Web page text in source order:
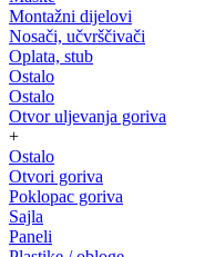
Montažni dijelovi
Nosači, učvrščivači
Oplata, stub
Ostalo
Ostalo
Otvor uljevanja goriva
+
Ostalo
Otvori goriva
Poklopac goriva
Sajla
Paneli